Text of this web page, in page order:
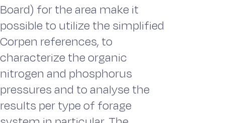
Board) for the area make it
possible to utilize the simplified
Corpen references, to
characterize the organic
nitrogen and phosphorus
pressures and to analyse the
results per type of forage